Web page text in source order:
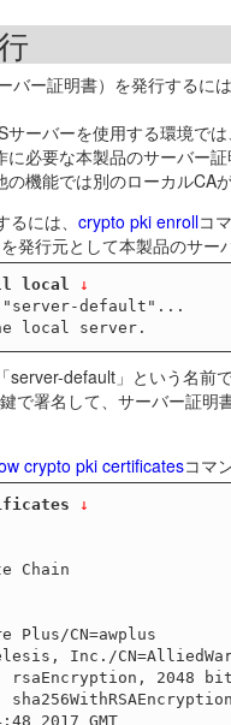
バー証明書）を発行するに
ーバーを使用する環境で
に必要な本製品のサーバー
機能では別のローカル
には、 crypto pki enrollコ
発行元として本製品のサ
local ↓
"server-default"...
server-default」という名
で署名して、サーバー証明
crypto pki certificatesコマ
↓
Chain